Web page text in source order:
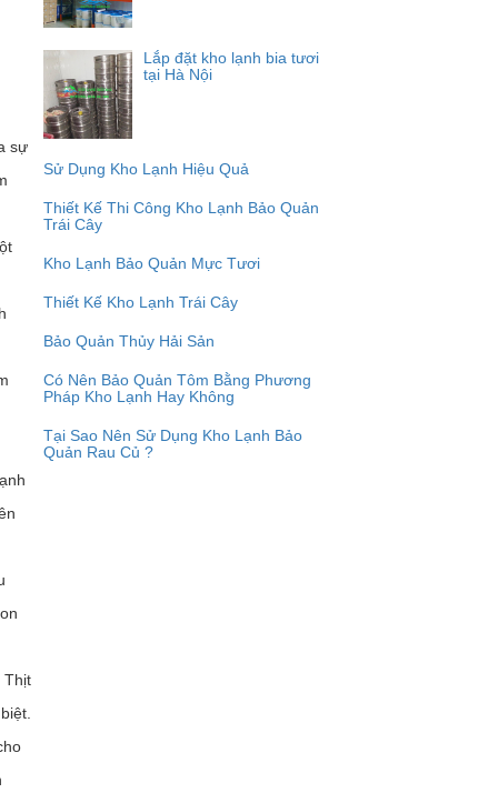
sự
Thịt
Lắp đặt kho lạnh bia tươi
tại Hà Nội
Sử Dụng Kho Lạnh Hiệu Quả
Thiết Kế Thi Công Kho Lạnh Bảo Quản
Trái Cây
Kho Lạnh Bảo Quản Mực Tươi
Thiết Kế Kho Lạnh Trái Cây
Bảo Quản Thủy Hải Sản
Có Nên Bảo Quản Tôm Bằng Phương
Pháp Kho Lạnh Hay Không
Tại Sao Nên Sử Dụng Kho Lạnh Bảo
Quản Rau Củ ?